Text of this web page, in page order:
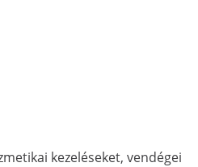
kezeléseket, vendégei